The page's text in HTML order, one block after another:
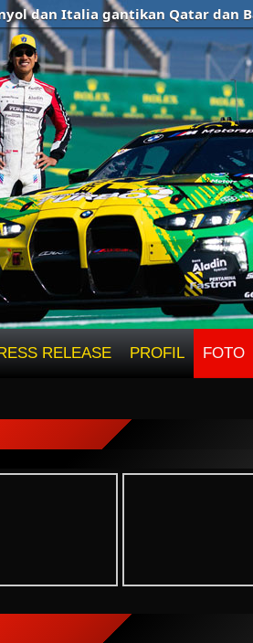
RELEASE PROFIL FOTO
Italia gantikan Qatar dan Bahrain.